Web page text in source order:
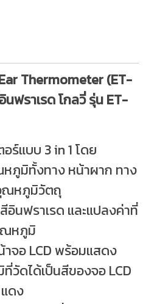
Thermometer (ET-
นฟราเรด โกลวี่ รุ่น ET-
อร์แบบ 3 in 1 โดย
ภูมิทั้งทาง หน้าผาก ทาง
ณหภูมิวัตถุ
อินฟราเรด และแปลงค่าที่
ณหภูมิ
จอ LCD พร้อมแสดง
วัดได้เป็นสีของจอ LCD
ดง